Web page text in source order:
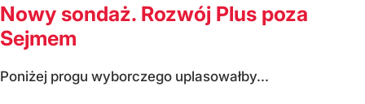
Nowy sondaż. Rozwój Plus poza
Sejmem
Poniżej progu wyborczego uplasowałby...